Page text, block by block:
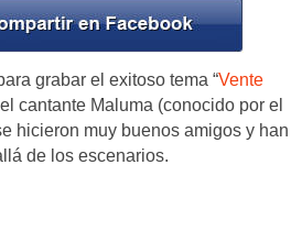
grabar el exitoso tema “Vente
cantante Maluma (conocido por el
hicieron muy buenos amigos y han
de los escenarios.